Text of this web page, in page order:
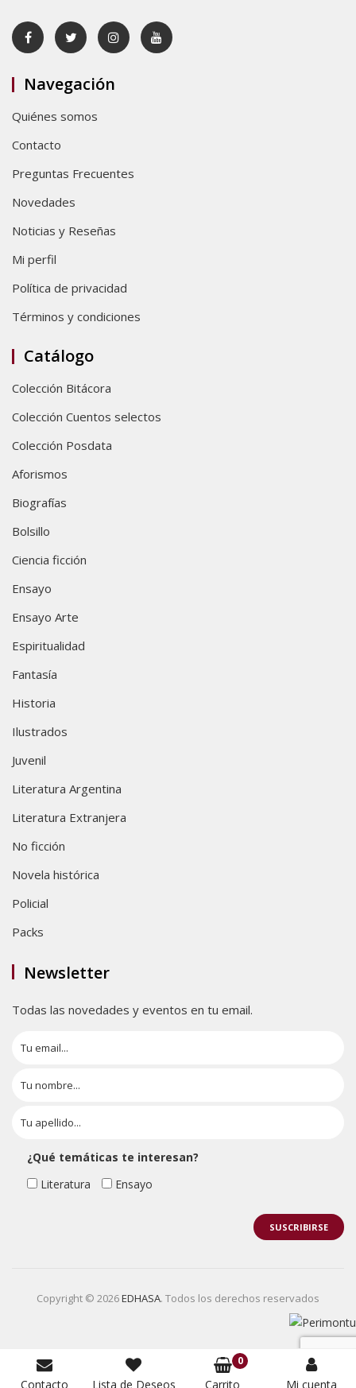
Navegación
Quiénes somos
Contacto
Preguntas Frecuentes
Novedades
Noticias y Reseñas
Mi perfil
Política de privacidad
Términos y condiciones
Catálogo
Colección Bitácora
Colección Cuentos selectos
Colección Posdata
Aforismos
Biografías
Bolsillo
Ciencia ficción
Ensayo
Ensayo Arte
Espiritualidad
Fantasía
Historia
Ilustrados
Juvenil
Literatura Argentina
Literatura Extranjera
No ficción
Novela histórica
Policial
Packs
Newsletter
Todas las novedades y eventos en tu email.
¿Qué temáticas te interesan?
Literatura
Ensayo
Copyright © 2026EDHASA. Todos los derechos reservados
Contacto Lista de Deseos
0
Carrito Mi cuenta